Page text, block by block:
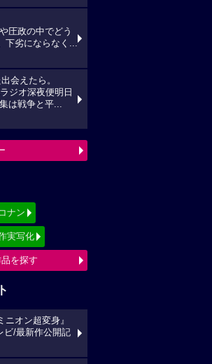
圧政の中でどう
下劣にならなく...
会えたら。
ジオ深夜便明日
は戦争と平...
ナン
実写化
を探す
ニオン超変身』
ビ/最新作公開記